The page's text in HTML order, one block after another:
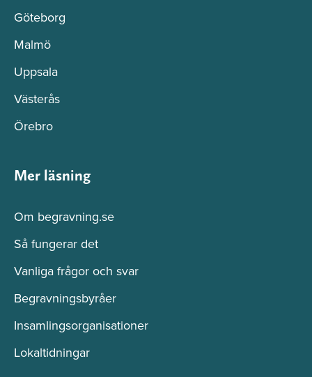
Göteborg
Malmö
Uppsala
Västerås
Örebro
Mer läsning
Om begravning.se
Så fungerar det
Vanliga frågor och svar
Begravningsbyråer
Insamlingsorganisationer
Lokaltidningar